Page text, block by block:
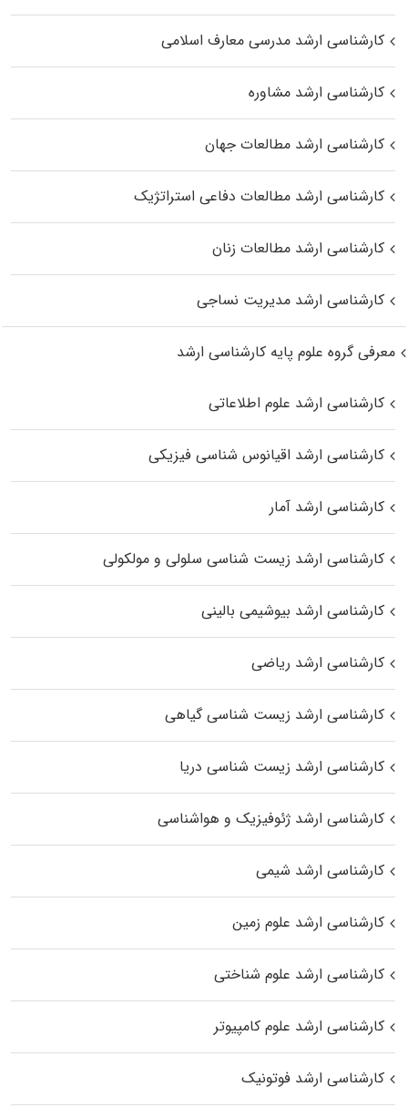
کارشناسی ارشد مدرسی معارف اسلامی
کارشناسی ارشد مشاوره
کارشناسی ارشد مطالعات جهان
کارشناسی ارشد مطالعات دفاعی استراتژیک
کارشناسی ارشد مطالعات زنان
کارشناسی ارشد مدیریت نساجی
معرفی گروه علوم پایه کارشناسی ارشد
کارشناسی ارشد علوم اطلاعاتی
کارشناسی ارشد اقیانوس‌ شناسی فیزیکی
کارشناسی ارشد آمار
کارشناسی ارشد زیست شناسی سلولی و مولکولی
کارشناسی ارشد بیوشیمی بالینی
کارشناسی ارشد ریاضی
کارشناسی ارشد زیست‌ شناسی گیاهی
کارشناسی ارشد زیست‌ شناسی دریا
کارشناسی ارشد ژئوفیزیک و هواشناسی
کارشناسی ارشد شیمی
کارشناسی ارشد علوم زمین
کارشناسی ارشد علوم شناختی
کارشناسی ارشد علوم کامپیوتر
کارشناسی ارشد فوتونیک